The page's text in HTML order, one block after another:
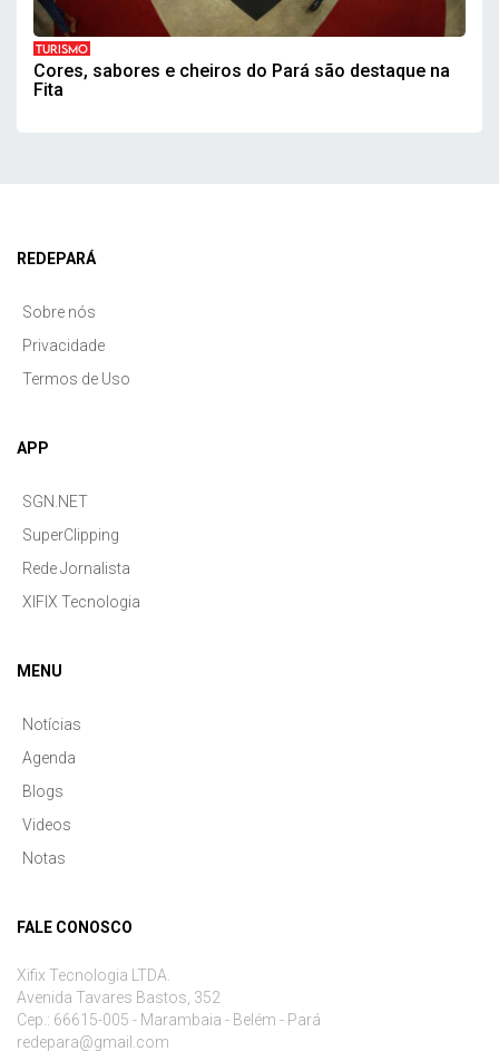
TURISMO
Cores, sabores e cheiros do Pará são destaque na
Fita
REDEPARÁ
Sobre nós
Privacidade
Termos de Uso
APP
SGN.NET
SuperClipping
Rede Jornalista
XIFIX Tecnologia
MENU
Notícias
Agenda
Blogs
Videos
Notas
FALE CONOSCO
Xifix Tecnologia LTDA.
Avenida Tavares Bastos, 352
Cep.: 66615-005 - Marambaia - Belém - Pará
redepara@gmail.com